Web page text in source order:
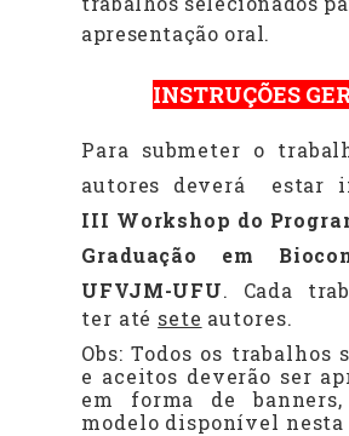
apresentação oral.
INSTRUÇÕES
Para submeter o
autores deverá estar
III Workshop do
Graduação em
UFVJM-UFU. Cada
ter até sete autores.
Obs: Todos os trabalhos
e aceitos deverão ser
em forma de banners,
modelo disponível nesta